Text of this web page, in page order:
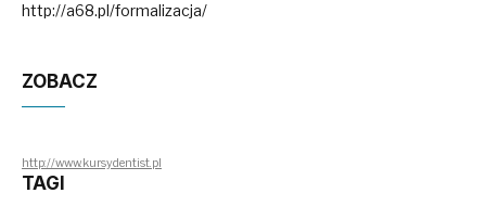
http://a68.pl/formalizacja/
ZOBACZ
http://www.kursydentist.pl
TAGI